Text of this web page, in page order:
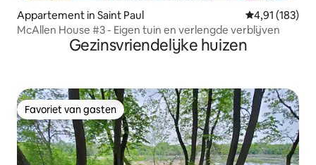
Appartement in Saint Paul Gemiddelde
4,91 (183)
McAllen House #3 - Eigen tuin en verlengde verblijven
Gezinsvriendelijke huizen
Favoriet van gasten
Favoriet van gasten